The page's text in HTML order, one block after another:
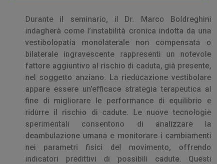
Durante il seminario, il Dr. Marco Boldreghini
indagherà come l’instabilità cronica indotta da una
vestibolopatia monolaterale non compensata o
bilaterale ingravescente rappresenti un notevole
fattore aggiuntivo al rischio di caduta, già presente,
nel soggetto anziano. La rieducazione vestibolare
appare essere un’efficace strategia terapeutica al
fine di migliorare le performance di equilibrio e
ridurre il rischio di cadute. Le nuove tecnologie
sperimentali consentono di analizzare la
deambulazione umana e monitorare i cambiamenti
nei parametri fisici del movimento, offrendo
indicatori predittivi di possibili cadute. Questi